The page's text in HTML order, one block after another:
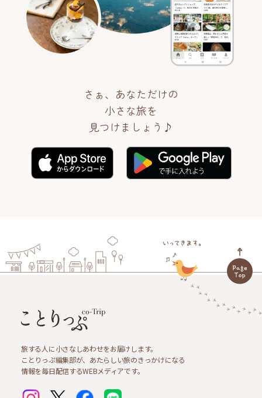
さぁ、あなただけの
小さな旅を
見つけましょう♪
旅する人に小さなしあわせをお届けします。
ことりっぷ編集部が、あたらしい旅のきっかけになる
情報を毎日配信するWEBメディアです。